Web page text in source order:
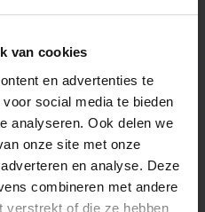
van cookies
en advertenties te
social media te bieden
analyseren. Ook delen we
onze site met onze
en analyse. Deze
combineren met andere
verstrekt of die ze hebben
en
van het
- 14:00-